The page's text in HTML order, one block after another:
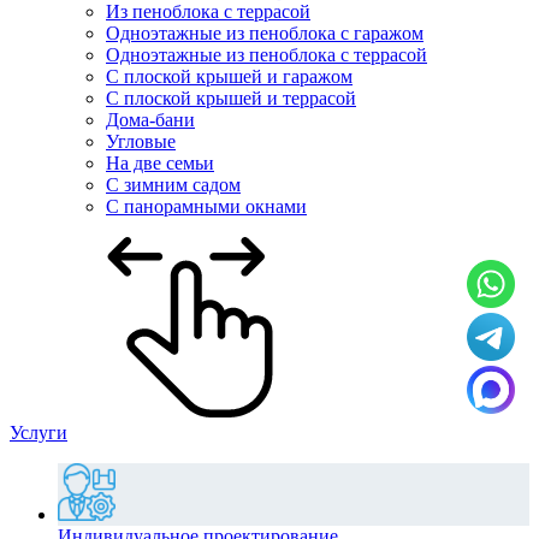
Из пеноблока с террасой
Одноэтажные из пеноблока с гаражом
Одноэтажные из пеноблока с террасой
С плоской крышей и гаражом
С плоской крышей и террасой
Дома-бани
Угловые
На две семьи
С зимним садом
С панорамными окнами
Услуги